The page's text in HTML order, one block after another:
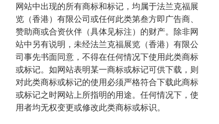
网站中出现的所有商标和标记，均属于法兰克福展
览（香港）有限公司或任何此类第叁方即广告商、
赞助商或合资伙伴（具体见标注）的财产。除非网
站中另有说明，未经法兰克福展览（香港）有限公
司事先书面同意，不得在任何情况下使用此类商标
或标记。如网站表明某一商标或标记可供下载，则
对此类商标或标记的使用必须严格符合下载此商标
或标记之时网站上所指明的用途。任何情况下，使
用者均无权变更或修改此类商标或标识。